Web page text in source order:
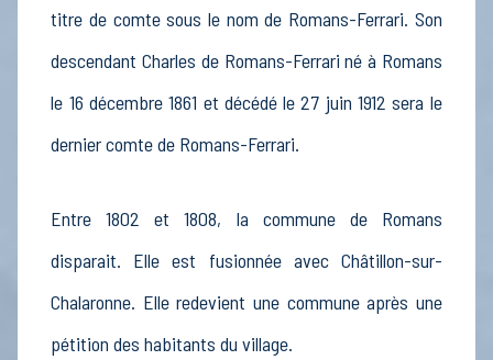
titre de comte sous le nom de Romans-Ferrari. Son
descendant Charles de Romans-Ferrari né à Romans
le 16 décembre 1861 et décédé le 27 juin 1912 sera le
dernier comte de Romans-Ferrari.
Entre 1802 et 1808, la commune de Romans
disparait. Elle est fusionnée avec Châtillon-sur-
Chalaronne. Elle redevient une commune après une
pétition des habitants du village.